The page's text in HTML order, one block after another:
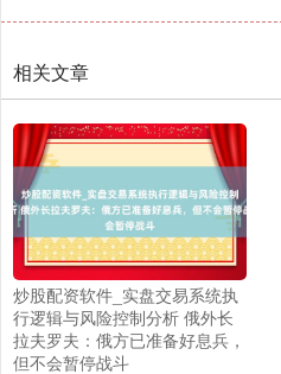
相关文章
炒股配资软件_实盘交易系统执
行逻辑与风险控制分析 俄外长
拉夫罗夫：俄方已准备好息兵，
但不会暂停战斗